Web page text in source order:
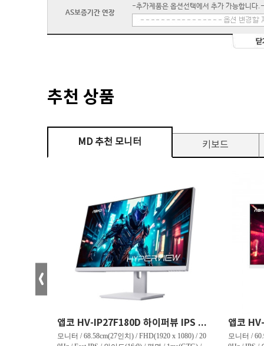
AS보증기간 연장
-추가제품은 옵션선택에서 추가 가능합니다.-
추천 상품
MD 추천 모니터 키보드
앱코 HV-IP27F180D 하이퍼뷰 IPS FHD 200 HDR 무결점
모니터 / 68.58cm(27인치) / FHD(1920 x 1080) / 20
모니터 /